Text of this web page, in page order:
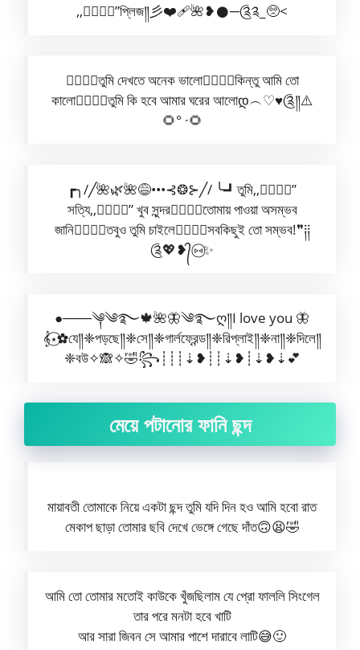
,,✿⃟✺⃟”প্লিজ༎彡❤️‍🩹🌺❥𒊹︎─༊༉_🥺<
✿⃟✺⃟তুমি দেখতে অনেক ভালো✿⃟✺⃟কিন্তু আমি তো
কালো✿⃟✺⃟তুমি কি হবে আমার ঘরের আলোდ︵♡︎♥︎༊༎⚠️
🌻° ∙🌻
┏╮/╱🌺🌿🌺😅•••⊰❂⊱╱/ ╰┛তুমি,,✿⃟✺⃟”
সত্যি,,✿⃟✺⃟” খুব সুন্দর✿⃟✺⃟তোমায় পাওয়া অসম্ভব
জানি✿⃟✺⃟তবুও তুমি চাইলে✿⃟✺⃟সবকিছুই তো সম্ভব!❞༐༐
༊💖❥᭄ ⑅⃝✨
●───༆༄࿐🍁🌺🦋༄࿐ღ༎I love you 🦋
𝄞⋆⃝✿যে༎❈পড়ছে༎❈সে༎❈গার্লফ্রেন্ড༎❈রিপ্লাই༎❈না༎❈দিলে༎
❈বউ✧🙈✧🤣꧂┊┊┊⇣❥┊┊⇣❥┊⇣❥⇣💕
মেয়ে পটানোর ফানি ছন্দ
মায়াবতী তোমাকে নিয়ে একটা ছন্দ তুমি যদি দিন হও আমি হবো রাত
মেকাপ ছাড়া তোমার ছবি দেখে ভেঙ্গে গেছে দাঁত🙃😫🤣
আমি তো তোমার মতোই কাউকে খুঁজছিলাম যে প্রো ফাললি সিংগেল
তার পরে মনটা হবে খাটি
আর সারা জিবন সে আমার পাশে দারাবে লাটি😅🙂